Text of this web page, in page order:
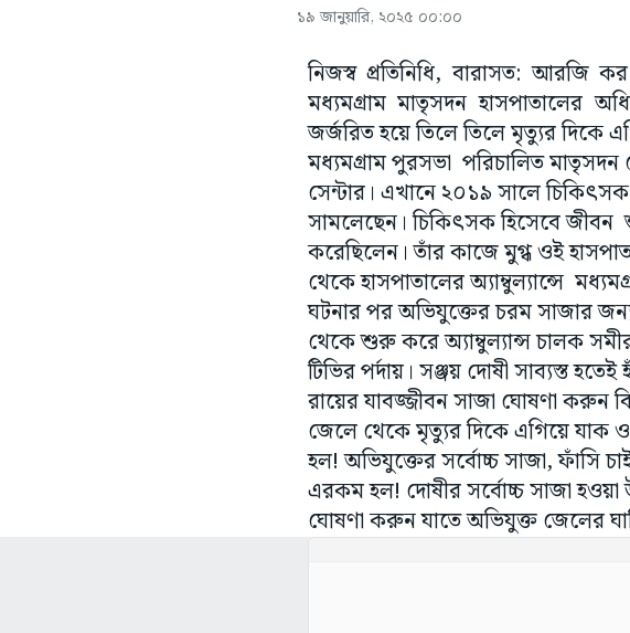
১৯ জানুয়ারি, ২০২৫ ০০:০০
নিজস্ব প্রতিনিধি, বারাসত: আরজি
মধ্যমগ্রাম মাতৃসদন হাসপাতালের
জর্জরিত হয়ে তিলে তিলে মৃত্যুর দিকে
মধ্যমগ্রাম পুরসভা পরিচালিত মাতৃসদন
সেন্টার। এখানে ২০১৯ সালে
সামলেছেন। চিকিৎসক হিসেবে
করেছিলেন। তাঁর কাজে মুগ্ধ ওই
থেকে হাসপাতালের অ্যাম্বুল্যান্সে
ঘটনার পর অভিযুক্তের চরম সাজার
থেকে শুরু করে অ্যাম্বুল্যান্স চালক সমীর
টিভির পর্দায়। সঞ্জয় দোষী সাব্যস্ত
রায়ের যাবজ্জীবন সাজা ঘোষণা করুন
জেলে থেকে মৃত্যুর দিকে এগিয়ে যাক
হল! অভিযুক্তের সর্বোচ্চ সাজা, ফাঁসি
এরকম হল! দোষীর সর্বোচ্চ সাজা হওয়া
ঘোষণা করুন যাতে অভিযুক্ত জেলের